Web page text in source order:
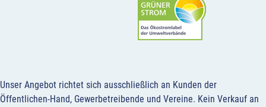
Unser Angebot richtet sich ausschließlich an Kunden der
Öffentlichen-Hand, Gewerbetreibende und Vereine. Kein Verkauf an